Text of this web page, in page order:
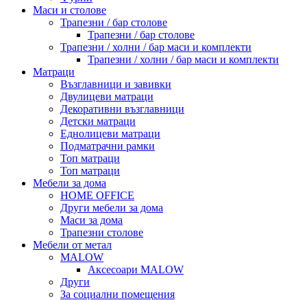
Маси и столове
Трапезни / бар столове
Трапезни / бар столове
Трапезни / холни / бар маси и комплекти
Трапезни / холни / бар маси и комплекти
Матраци
Възглавници и завивки
Двулицеви матраци
Декоративни възглавници
Детски матраци
Еднолицеви матраци
Подматрачни рамки
Топ матраци
Топ матраци
Мебели за дома
HOME OFFICE
Други мебели за дома
Маси за дома
Трапезни столове
Мебели от метал
MALOW
Аксесоари MALOW
Други
За социални помещения